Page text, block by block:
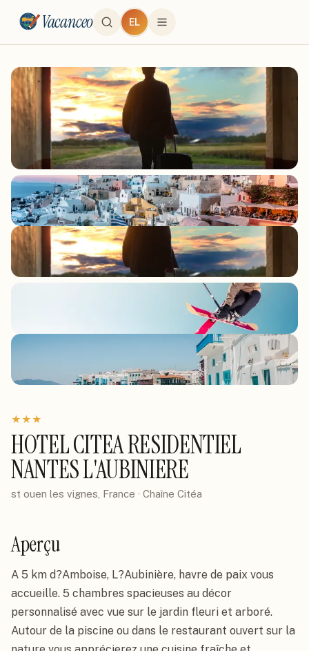
Vacanceo EL
★★★
HOTEL CITEA RESIDENTIEL
NANTES L'AUBINIERE
st ouen les vignes, France · Chaîne Citéa
Aperçu
A 5 km d?Amboise, L?Aubinière, havre de paix vous
accueille. 5 chambres spacieuses au décor
personnalisé avec vue sur le jardin fleuri et arboré.
Autour de la piscine ou dans le restaurant ouvert sur la